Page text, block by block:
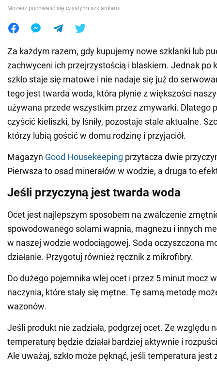
Jedzenie
Możesz pochwalić się czystymi szklankami
Za każdym razem, gdy kupujemy nowe szklanki lub
zachwyceni ich przejrzystością i blaskiem. Jednak po
szkło staje się matowe i nie nadaje się już do
tego jest twarda woda, która płynie z większości
używana przede wszystkim przez zmywarki. Dlatego
czyścić kieliszki, by lśniły, pozostaje stale aktualne.
którzy lubią gościć w domu rodzinę i przyjaciół.
Magazyn Good Housekeeping przytacza dwie
Pierwsza to osad minerałów w wodzie, a druga to
Jeśli przyczyną jest twarda woda
Ocet jest najlepszym sposobem na zwalczenie
spowodowanego solami wapnia, magnezu i innych
w naszej wodzie wodociągowej. Soda oczyszczona
działanie. Przygotuj również ręcznik z mikrofibry.
Do dużego pojemnika wlej ocet i przez 5 minut mocz
naczynia, które stały się mętne. Tę samą metodę
wazonów.
Jeśli produkt nie zadziała, podgrzej ocet. Ze względu
temperaturę będzie działał bardziej aktywnie i
Ale uważaj, szkło może pęknąć, jeśli temperatura jest